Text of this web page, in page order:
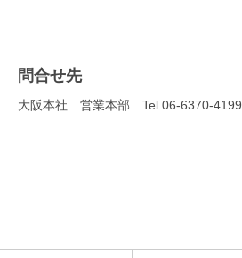
問合せ先
大阪本社 営業本部 Tel 06-6370-4199